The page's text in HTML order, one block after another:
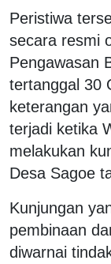
Peristiwa
secara resmi
Pengawasan
tertanggal 30
keterangan
terjadi ketika
melakukan
Desa Sagoe
Kunjungan
pembinaan
diwarnai